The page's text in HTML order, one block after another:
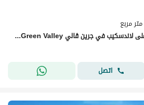
افضل سعر توين هاوس على لاندسكيب في جرين ڤالي Green Valley - الشروق
اتصل